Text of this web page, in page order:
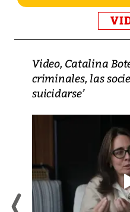
Video, Catalina
criminales, las
suicidarse’